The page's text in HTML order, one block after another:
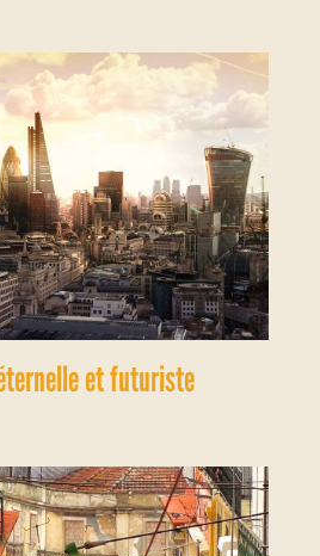
et futuriste